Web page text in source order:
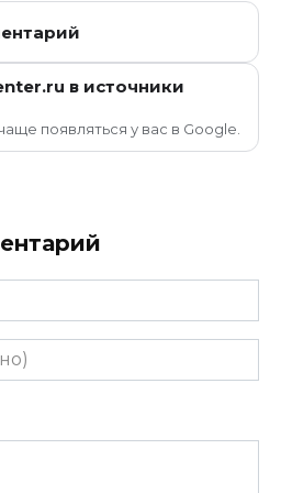
в источники
появляться у вас в Google.